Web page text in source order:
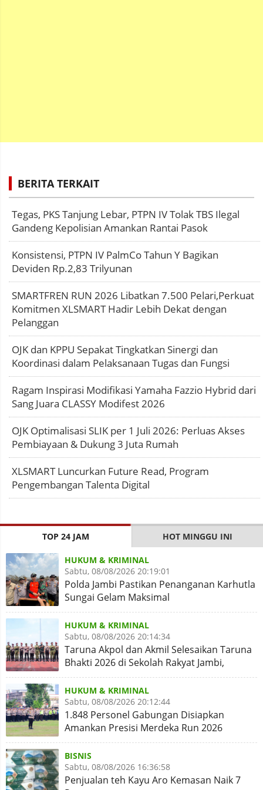
BERITA TERKAIT
Tegas, PKS Tanjung Lebar, PTPN IV Tolak TBS Ilegal
Gandeng Kepolisian Amankan Rantai Pasok
Konsistensi, PTPN IV PalmCo Tahun Y Bagikan
Deviden Rp.2,83 Trilyunan
SMARTFREN RUN 2026 Libatkan 7.500 Pelari,Perkuat
Komitmen XLSMART Hadir Lebih Dekat dengan
Pelanggan
OJK dan KPPU Sepakat Tingkatkan Sinergi dan
Koordinasi dalam Pelaksanaan Tugas dan Fungsi
Ragam Inspirasi Modifikasi Yamaha Fazzio Hybrid dari
Sang Juara CLASSY Modifest 2026
OJK Optimalisasi SLIK per 1 Juli 2026: Perluas Akses
Pembiayaan & Dukung 3 Juta Rumah
XLSMART Luncurkan Future Read, Program
Pengembangan Talenta Digital
TOP 24 JAM HOT MINGGU INI
HUKUM & KRIMINAL
Sabtu, 08/08/2026 20:19:01
Polda Jambi Pastikan Penanganan Karhutla
Sungai Gelam Maksimal
HUKUM & KRIMINAL
Sabtu, 08/08/2026 20:14:34
Taruna Akpol dan Akmil Selesaikan Taruna
Bhakti 2026 di Sekolah Rakyat Jambi,
Kegiatan Aman Lancar
HUKUM & KRIMINAL
Sabtu, 08/08/2026 20:12:44
1.848 Personel Gabungan Disiapkan
Amankan Presisi Merdeka Run 2026
BISNIS
Sabtu, 08/08/2026 16:36:58
Penjualan teh Kayu Aro Kemasan Naik 7